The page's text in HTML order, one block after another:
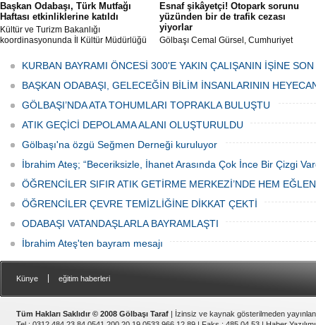
Başkan Odabaşı, Türk Mutfağı
Haftası etkinliklerine katıldı
Kültür ve Turizm Bakanlığı
koordinasyonunda İl Kültür Müdürlüğü
Haftası" etkinlikleri Ankara'da devam
ediyor.
Esnaf şikâyetçi! Otopark sorunu
yüzünden bir de trafik cezası
yiyorlar
Gölbaşı Cemal Gürsel, Cumhuriyet
bulunan esnaf ve alışverişe gelen
vatandaşlar park cezaları yüzünden
canından bezdi.
KURBAN BAYRAMI ÖNCESİ 300'E YAKIN ÇALIŞANIN İŞİNE
BAŞKAN ODABAŞI, GELECEĞİN BİLİM İNSANLARININ
GÖLBAŞI’NDA ATA TOHUMLARI TOPRAKLA BULUŞTU
ATIK GEÇİCİ DEPOLAMA ALANI OLUŞTURULDU
Gölbaşı'na özgü Seğmen Derneği kuruluyor
İbrahim Ateş; “Beceriksizle, İhanet Arasında Çok İnce Bir Çizgi
ÖĞRENCİLER SIFIR ATIK GETİRME MERKEZİ’NDE HEM
ÖĞRENCİLER ÇEVRE TEMİZLİĞİNE DİKKAT ÇEKTİ
ODABAŞI VATANDAŞLARLA BAYRAMLAŞTI
İbrahim Ateş'ten bayram mesajı
Künye eğitim haberleri
Tüm Hakları Saklıdır © 2008 Gölbaşı Taraf | İzinsiz ve kaynak gösterilmeden